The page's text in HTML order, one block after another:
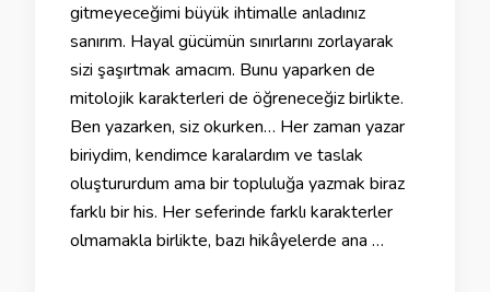
gitmeyeceğimi büyük ihtimalle anladınız
sanırım. Hayal gücümün sınırlarını zorlayarak
sizi şaşırtmak amacım. Bunu yaparken de
mitolojik karakterleri de öğreneceğiz birlikte.
Ben yazarken, siz okurken… Her zaman yazar
biriydim, kendimce karalardım ve taslak
oluştururdum ama bir topluluğa yazmak biraz
farklı bir his. Her seferinde farklı karakterler
olmamakla birlikte, bazı hikâyelerde ana …